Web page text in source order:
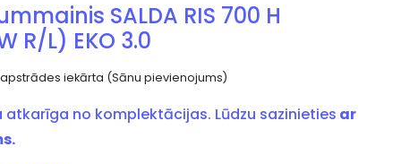
SALDA RIS 700 H
R/L) EKO 3.0
iekārta (Sānu pievienojums)
atkarīga no komplektācijas. Lūdzu sazinieties ar